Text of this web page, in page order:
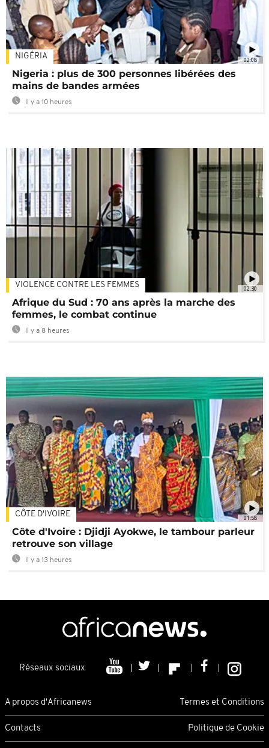
02:08
NIGÉRIA
Nigeria : plus de 300 personnes libérées des
mains de bandes armées
Il y a 10 heures
02:30
VIOLENCE CONTRE LES FEMMES
Afrique du Sud : 70 ans après la marche des
femmes, le combat continue
Il y a 8 heures
01:58
CÔTE D'IVOIRE
Côte d'Ivoire : Djidji Ayokwe, le tambour parleur
retrouve son village
Il y a 13 heures
Réseaux sociaux
A propos d'Africanews Termes et Conditions
Contacts Politique de Cookie